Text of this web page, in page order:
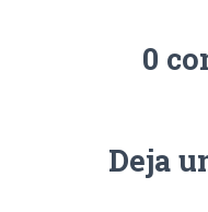
0
Deja